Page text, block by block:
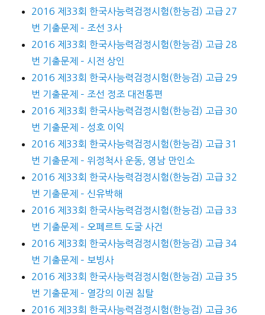
2016 제33회 한국사능력검정시험(한능검) 고급 27
번 기출문제 – 조선 3사
2016 제33회 한국사능력검정시험(한능검) 고급 28
번 기출문제 – 시전 상인
2016 제33회 한국사능력검정시험(한능검) 고급 29
번 기출문제 – 조선 정조 대전통편
2016 제33회 한국사능력검정시험(한능검) 고급 30
번 기출문제 – 성호 이익
2016 제33회 한국사능력검정시험(한능검) 고급 31
번 기출문제 – 위정척사 운동, 영남 만인소
2016 제33회 한국사능력검정시험(한능검) 고급 32
번 기출문제 – 신유박해
2016 제33회 한국사능력검정시험(한능검) 고급 33
번 기출문제 – 오페르트 도굴 사건
2016 제33회 한국사능력검정시험(한능검) 고급 34
번 기출문제 – 보빙사
2016 제33회 한국사능력검정시험(한능검) 고급 35
번 기출문제 – 열강의 이권 침탈
2016 제33회 한국사능력검정시험(한능검) 고급 36